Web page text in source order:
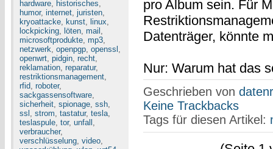
hardware, historisches,
humor, internet, juristen,
kryoattacke, kunst, linux,
lockpicking, löten, mail ,
microsoftprodukte, mp3,
netzwerk, openpgp, openssl ,
openwrt, pidgin, recht,
reklamation, reparatur,
restriktionsmanagement,
rfid, roboter,
sackgassensoftware,
sicherheit, spionage, ssh,
ssl , strom, tastatur, tesla,
teslaspule, tor, unfall ,
verbraucher,
verschlüsselung, video,
pro Album sein. Für
Datenträger, könnte
Nur: Warum hat das
Geschrieben von
Keine Trackbacks
Tags für diesen Artikel: